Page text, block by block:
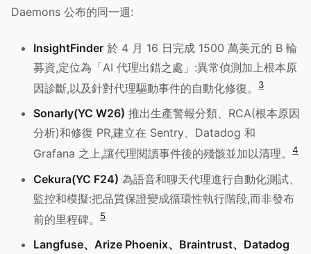
Daemons 公布的同一週:
InsightFinder 於 4 月 16 日完成 1500 萬美元的 B 輪
募資,定位為「AI 代理出錯之處」:異常偵測加上根本原
因診斷,以及針對代理驅動事件的自動化修復。
3
Sonarly(YC W26) 推出生產警報分類、RCA(根本原因
分析)和修復 PR,建立在 Sentry、Datadog 和
Grafana 之上,讓代理閱讀事件後的殘骸並加以清理。
4
Cekura(YC F24) 為語音和聊天代理進行自動化測試、
監控和模擬:把品質保證變成循環性執行階段,而非發布
前的里程碑。
5
Langfuse、Arize Phoenix、Braintrust、Datadog